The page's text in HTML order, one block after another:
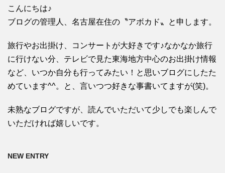
こんにちは♪
ブログの管理人、名古屋在住の〝アボカド〟と申します。
旅行やお出掛け、コンサートが大好きです♪なかなか旅行
に行けない分、テレビで見た東海地方中心のお出掛け情報
など、いつか自分も行ってみたい！と思いブログにしたた
めています^^。と、言いつつ好きな事書いてますが(笑)。
未熟なブログですが、読んでいただいて少しでも楽しんで
いただければ嬉しいです。
NEW ENTRY